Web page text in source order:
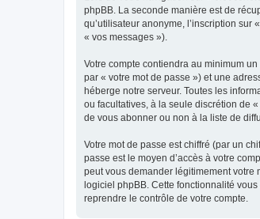
phpBB. La seconde manière est de
qu’utilisateur anonyme, l’inscription
« vos messages »).
Votre compte contiendra au minimum
par « votre mot de passe ») et une
héberge notre serveur. Toutes les
ou facultatives, à la seule discrétion de
de vous abonner ou non à la liste de
Votre mot de passe est chiffré (par un
passe est le moyen d’accès à votre
peut vous demander légitimement votre
logiciel phpBB. Cette fonctionnalité
reprendre le contrôle de votre compte.